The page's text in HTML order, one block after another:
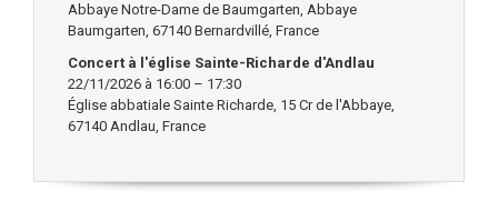
Abbaye Notre-Dame de Baumgarten, Abbaye
Baumgarten, 67140 Bernardvillé, France
Concert à l'église Sainte-Richarde d'Andlau
22/11/2026 à 16:00 – 17:30
Église abbatiale Sainte Richarde, 15 Cr de l'Abbaye,
67140 Andlau, France